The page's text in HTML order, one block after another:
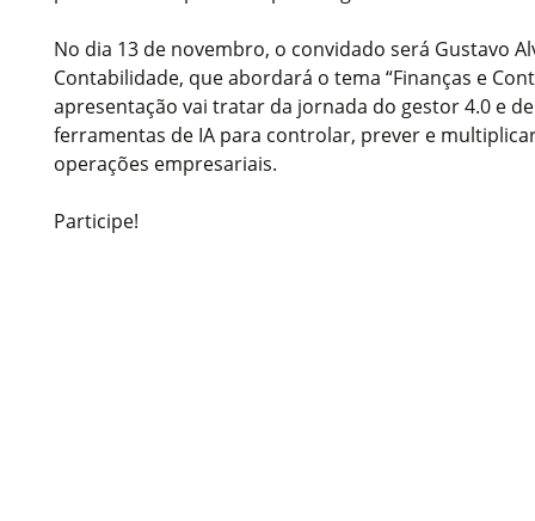
No dia 13 de novembro, o convidado será Gustavo
Contabilidade, que abordará o tema “Finanças e
apresentação vai tratar da jornada do gestor 4.0 e
ferramentas de IA para controlar, prever e
operações empresariais.
Participe!